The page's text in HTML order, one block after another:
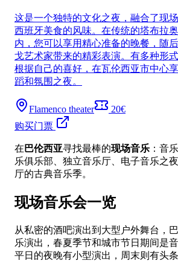
这是一个独特的文化之夜，融合了现
西班牙美食的风味。在传统的塔布拉
内，您可以享用精心准备的晚餐，随
戈艺术家带来的精彩表演。有多种形
根据自己的喜好，在瓦伦西亚市中心
蹈和氛围之夜。
Flamenco theater
20€
购买门票
在 巴伦西亚寻找最棒的现场音乐 ：音
乐俱乐部、独立音乐厅、电子音乐之
厅的古典音乐季。
现场音乐会一览
从私密的酒吧演出到大型户外舞台，
乐演出，春夏季节和城市节日期间是
平日的夜晚有小型演出，周末则有头